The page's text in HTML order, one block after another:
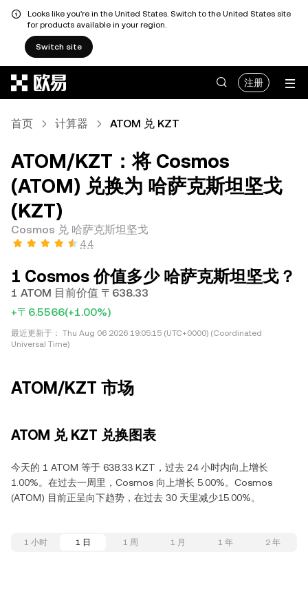
Looks like you're in the United States. Switch to the United States site
for products available in your region.
Switch site
注册
首页 计算器 ATOM 兑 KZT
ATOM/KZT：将 Cosmos
(ATOM) 兑换为 哈萨克斯坦坚戈
(KZT)
Cosmos 兑 哈萨克斯坦坚戈
4.4
1 Cosmos 价值多少 哈萨克斯坦坚戈？
1 ATOM 目前价值 〒638.33
+〒6.5566(+1.00%)
最近更新于： Thu Aug 06 2026 19:05:15 (UTC+0000) (Coordinated
Universal Time)
ATOM/KZT 市场
ATOM 兑 KZT 兑换图表
今天的 1 ATOM 等于 638.33 KZT，过去 24 小时内向上增长
1.00%。在过去一周里，Cosmos 向上增长 5.00%。Cosmos
(ATOM) 目前正呈向下趋势，在过去 30 天里减少15.00%。
1 小时 1 日 1 周 1 月 1 年 2 年